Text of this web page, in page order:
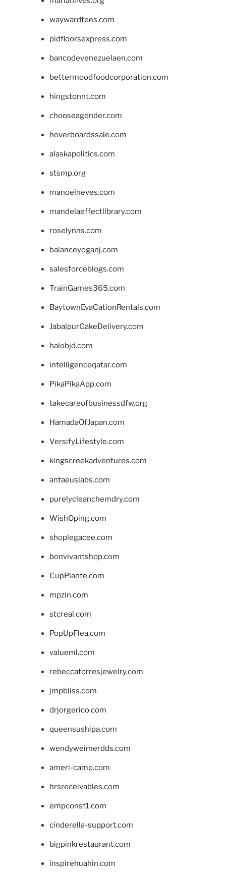
waywardtees.com
pidfloorsexpress.com
bancodevenezuelaen.com
bettermoodfoodcorporation.com
hingstonnt.com
chooseagender.com
hoverboardssale.com
alaskapolitics.com
stsmp.org
manoelneves.com
mandelaeffectlibrary.com
roselynns.com
balanceyoganj.com
salesforceblogs.com
TrainGames365.com
BaytownEvaCationRentals.com
JabalpurCakeDelivery.com
halobjd.com
intelligenceqatar.com
PikaPikaApp.com
takecareofbusinessdfw.org
HamadaOfJapan.com
VersifyLifestyle.com
kingscreekadventures.com
antaeuslabs.com
purelycleanchemdry.com
WishOping.com
shoplegacee.com
bonvivantshop.com
CupPlante.com
mpzin.com
stcreal.com
PopUpFlea.com
valueml.com
rebeccatorresjewelry.com
jmpbliss.com
drjorgerico.com
queensushipa.com
wendyweimerdds.com
ameri-camp.com
hrsreceivables.com
empconst1.com
cinderella-support.com
bigpinkrestaurant.com
inspirehuahin.com